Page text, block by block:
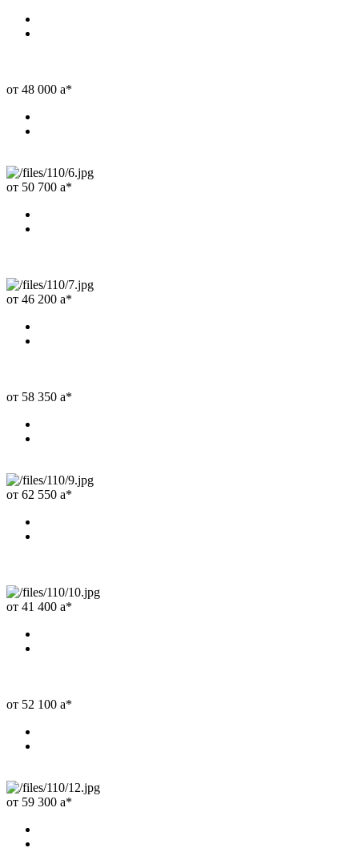
от 48 000 a*
от 50 700 a*
от 46 200 a*
от 58 350 a*
от 62 550 a*
от 41 400 a*
от 52 100 a*
от 59 300 a*